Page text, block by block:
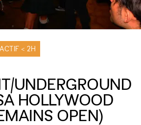
< 2H
UNDERGROUND
HOLLYWOOD
OPEN)